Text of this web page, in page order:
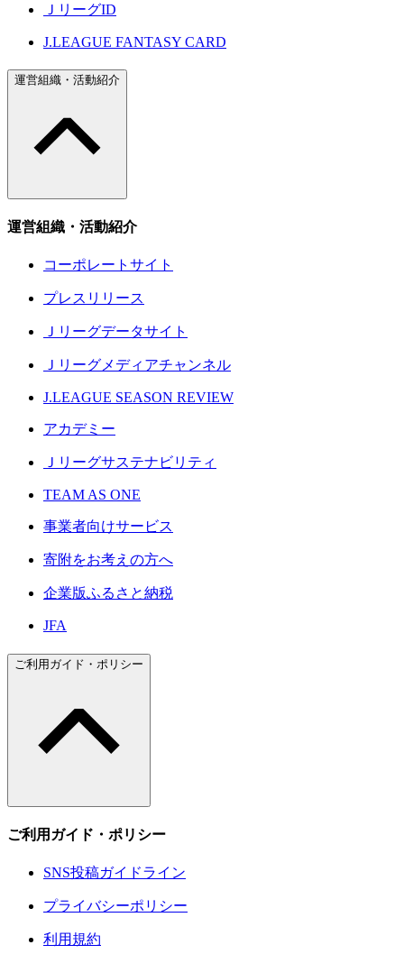
ＪリーグID
J.LEAGUE FANTASY CARD
運営組織・活動紹介
運営組織・活動紹介
コーポレートサイト
プレスリリース
Ｊリーグデータサイト
Ｊリーグメディアチャンネル
J.LEAGUE SEASON REVIEW
アカデミー
Ｊリーグサステナビリティ
TEAM AS ONE
事業者向けサービス
寄附をお考えの方へ
企業版ふるさと納税
JFA
ご利用ガイド・ポリシー
ご利用ガイド・ポリシー
SNS投稿ガイドライン
プライバシーポリシー
利用規約